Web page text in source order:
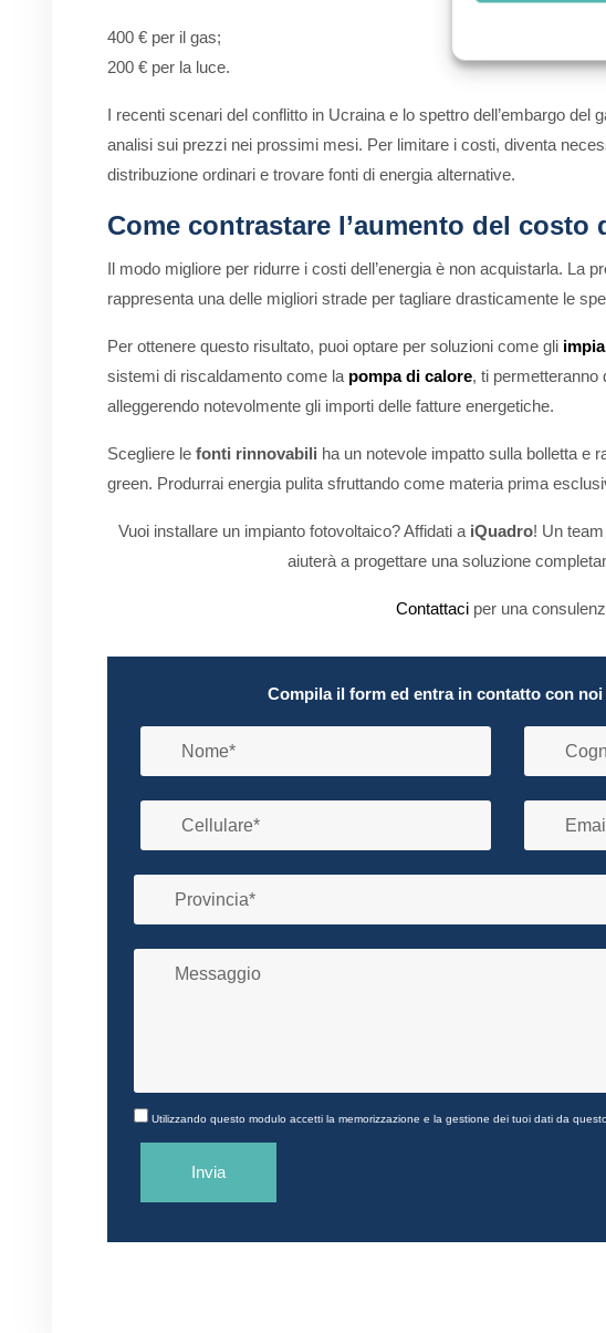
400 € per il gas;
200 € per la luce.
I recenti scenari del conflitto in Ucraina e lo spettro dell’embargo del
analisi sui prezzi nei prossimi mesi. Per limitare i costi, diventa
distribuzione ordinari e trovare fonti di energia alternative.
Come contrastare l’aumento del costo
Il modo migliore per ridurre i costi dell’energia è non acquistarla. La
rappresenta una delle migliori strade per tagliare drasticamente le
Per ottenere questo risultato, puoi optare per soluzioni come gli
sistemi di riscaldamento come la pompa di calore, ti permetteranno
alleggerendo notevolmente gli importi delle fatture energetiche.
Scegliere le fonti rinnovabili ha un notevole impatto sulla bolletta e
green. Produrrai energia pulita sfruttando come materia prima
Vuoi installare un impianto fotovoltaico? Affidati a iQuadro! Un
aiuterà a progettare una soluzione
Contattaciper una
Compila il form ed entra in contatto con
Utilizzando questo modulo accetti la memorizzazione e la gestione dei tuoi dati da